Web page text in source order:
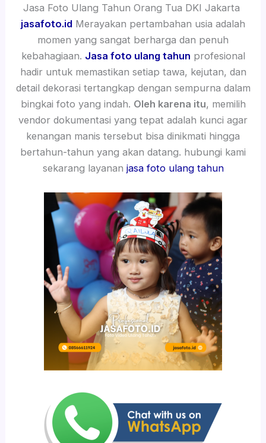
Jasa Foto Ulang Tahun Orang Tua DKI Jakarta
jasafoto.id Merayakan pertambahan usia adalah
momen yang sangat berharga dan penuh
kebahagiaan. Jasa foto ulang tahun profesional
hadir untuk memastikan setiap tawa, kejutan, dan
detail dekorasi tertangkap dengan sempurna dalam
bingkai foto yang indah. Oleh karena itu, memilih
vendor dokumentasi yang tepat adalah kunci agar
kenangan manis tersebut bisa dinikmati hingga
bertahun-tahun yang akan datang. hubungi kami
sekarang layanan jasa foto ulang tahun